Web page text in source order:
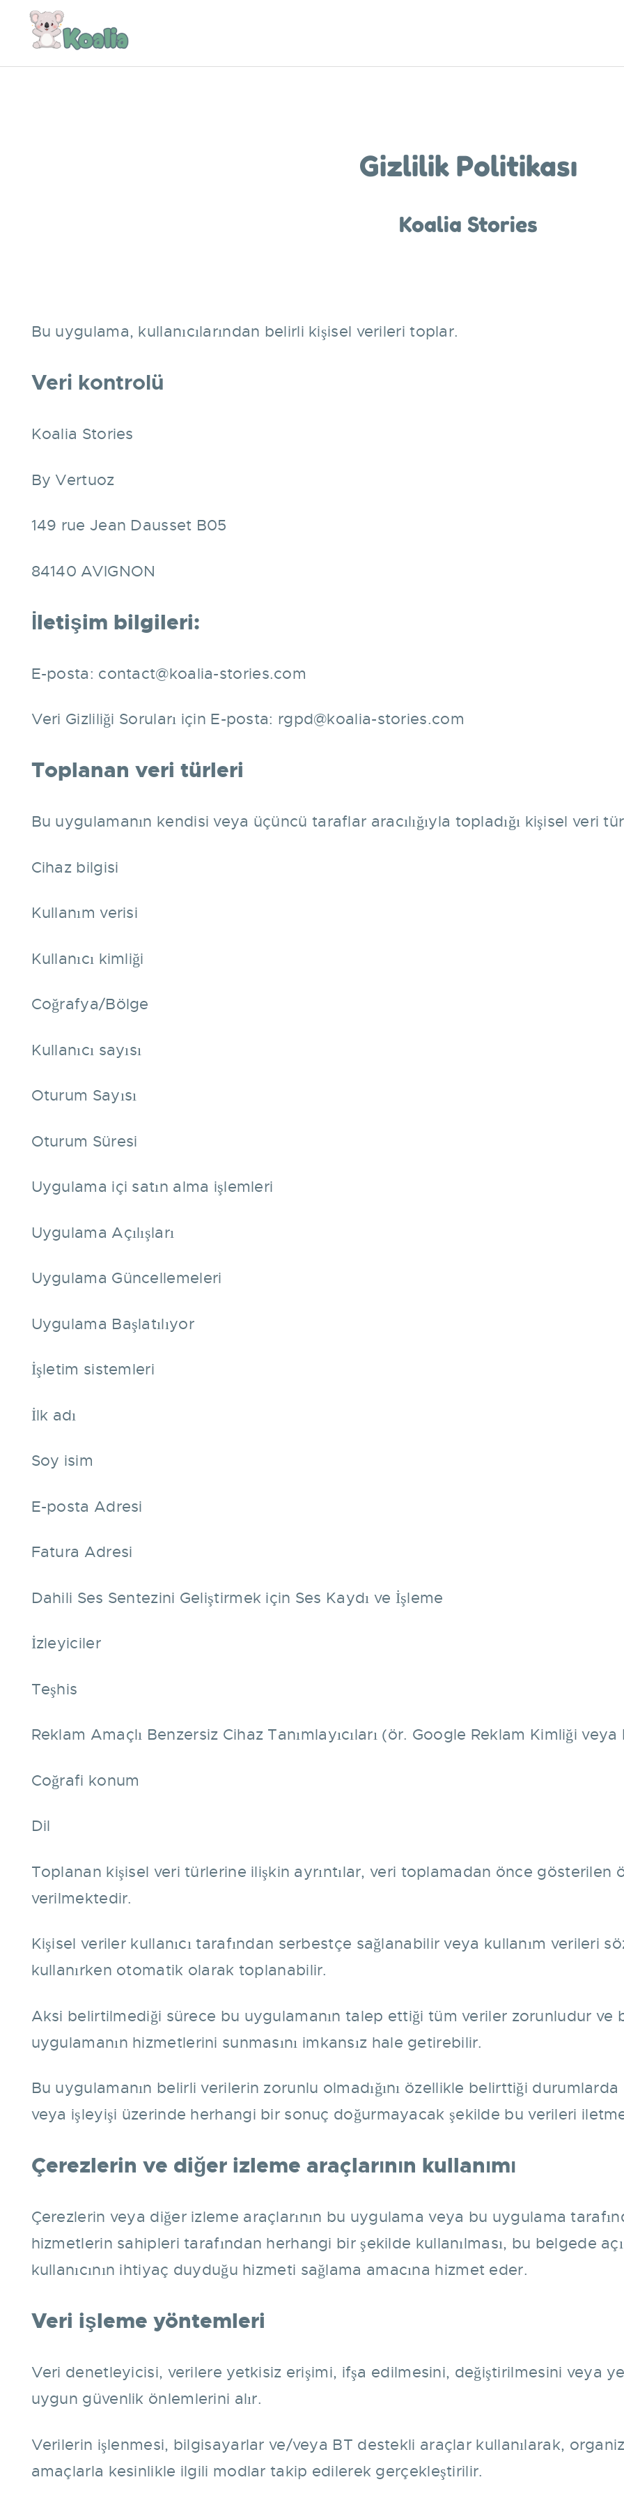
Gizlilik Politikası
Koalia Stories
Bu uygulama, kullanıcılarından belirli kişisel verileri toplar.
Veri kontrolü
Koalia Stories
By Vertuoz
149 rue Jean Dausset B05
84140 AVIGNON
İletişim bilgileri:
E-posta: contact@koalia-stories.com
Veri Gizliliği Soruları için E-posta: rgpd@koalia-stories.com
Toplanan veri türleri
Bu uygulamanın kendisi veya üçüncü taraflar aracılığıyla topladığı kişisel veri
Cihaz bilgisi
Kullanım verisi
Kullanıcı kimliği
Coğrafya/Bölge
Kullanıcı sayısı
Oturum Sayısı
Oturum Süresi
Uygulama içi satın alma işlemleri
Uygulama Açılışları
Uygulama Güncellemeleri
Uygulama Başlatılıyor
İşletim sistemleri
İlk adı
Soy isim
E-posta Adresi
Fatura Adresi
Dahili Ses Sentezini Geliştirmek için Ses Kaydı ve İşleme
İzleyiciler
Teşhis
Reklam Amaçlı Benzersiz Cihaz Tanımlayıcıları (ör. Google Reklam Kimliği veya
Coğrafi konum
Dil
Toplanan kişisel veri türlerine ilişkin ayrıntılar, veri toplamadan önce gösterilen
verilmektedir.
Kişisel veriler kullanıcı tarafından serbestçe sağlanabilir veya kullanım verileri
kullanırken otomatik olarak toplanabilir.
Aksi belirtilmediği sürece bu uygulamanın talep ettiği tüm veriler zorunludur ve
uygulamanın hizmetlerini sunmasını imkansız hale getirebilir.
Bu uygulamanın belirli verilerin zorunlu olmadığını özellikle belirttiği durumlarda
veya işleyişi üzerinde herhangi bir sonuç doğurmayacak şekilde bu verileri
Çerezlerin ve diğer izleme araçlarının kullanımı
Çerezlerin veya diğer izleme araçlarının bu uygulama veya bu uygulama
hizmetlerin sahipleri tarafından herhangi bir şekilde kullanılması, bu belgede
kullanıcının ihtiyaç duyduğu hizmeti sağlama amacına hizmet eder.
Veri işleme yöntemleri
Veri denetleyicisi, verilere yetkisiz erişimi, ifşa edilmesini, değiştirilmesini veya
uygun güvenlik önlemlerini alır.
Verilerin işlenmesi, bilgisayarlar ve/veya BT destekli araçlar kullanılarak,
amaçlarla kesinlikle ilgili modlar takip edilerek gerçekleştirilir.